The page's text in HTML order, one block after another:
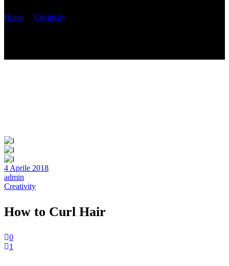
Home Creativity
4 Aprile 2018
admin
Creativity
How to Curl Hair
0
1